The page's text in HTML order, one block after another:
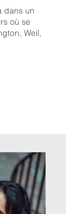
dans un
où se
Weil,